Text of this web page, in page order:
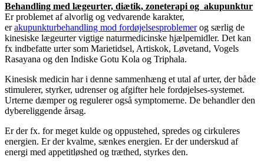
Behandling med lægeurter, diætik, zoneterapi og akupunktur
Er problemet af alvorlig og vedvarende karakter,
erakupunkturbehandling mod fordøjelsesproblemerog særlig de
kinesiske lægeurter vigtige naturmedicinske hjælpemidler. Det kan
fx indbefatte urter som Marietidsel, Artiskok, Løvetand, Vogels
Rasayana og den Indiske Gotu Kola og Triphala.
Kinesisk medicin har i denne sammenhæng et utal af urter, der både
stimulerer, styrker, udrenser og afgifter hele fordøjelses-systemet.
Urterne dæmper og regulerer også symptomerne. De behandler den
dybereliggende årsag.
Er der fx. for meget kulde og oppustehed, spredes og cirkuleres
energien. Er der kvalme, sænkes energien. Er der underskud af
energi med appetitløshed og træthed, styrkes den.